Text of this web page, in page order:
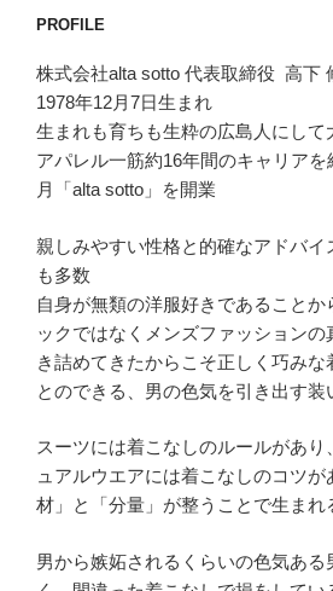
PROFILE
株式会社alta sotto 代表取締役 高下
1978年12月7日生まれ
生まれも育ちも生粋の広島人にして
アパレル一筋約16年間のキャリア
月「alta sotto」を開業
親しみやすい性格と的確なアドバイ
も多数
自身が無類の洋服好きであることか
ックではなくメンズファッション
き詰めてきたからこそ正しく巧みな
とのできる、男の色気を引き出す装
スーツには着こなしのルールがあり
ュアルウエアには着こなしのコツ
材」と「分量」が整うことで生まれ
男から嫉妬されるくらいの色気ある